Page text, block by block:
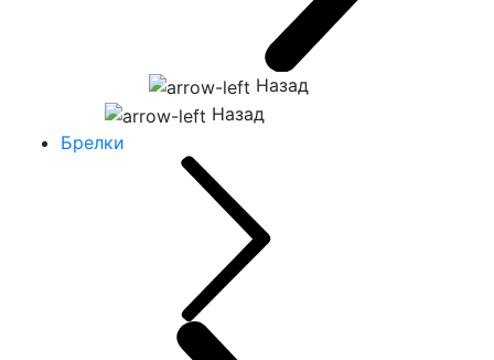
Назад
Назад
Брелки